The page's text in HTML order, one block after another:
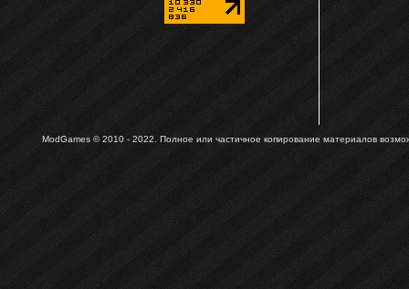
ModGames © 2010 - 2022. Полное или частичное копирование материалов